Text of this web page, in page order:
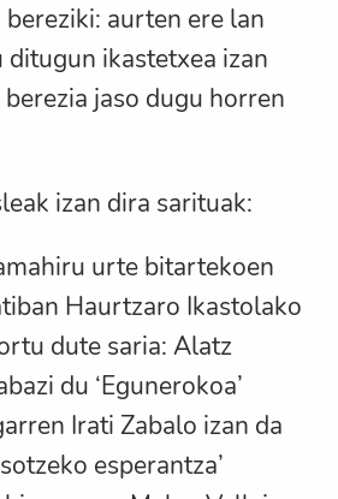
aurten ere lan
ditugun ikastetxea izan
jaso dugu horren
izan dira sarituak:
urte bitartekoen
Haurtzaro Ikastolako
dute saria: Alatz
du ‘Egunerokoa’
Irati Zabalo izan da
esperantza’